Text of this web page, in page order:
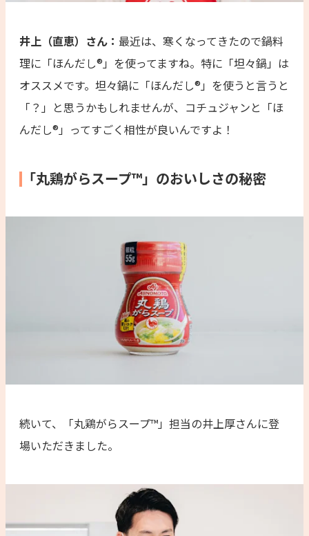
井上（直恵）さん： 最近は、寒くなってきたので鍋料
理に「ほんだし®」を使ってますね。特に「坦々鍋」は
オススメです。坦々鍋に「ほんだし®」を使うと言うと
「？」と思うかもしれませんが、コチュジャンと「ほ
んだし®」ってすごく相性が良いんですよ！
「丸鶏がらスープ™」のおいしさの秘密
続いて、「丸鶏がらスープ™」担当の井上厚さんに登
場いただきました。